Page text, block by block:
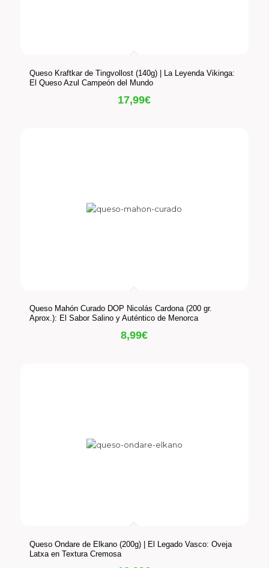
Queso Kraftkar de Tingvollost (140g) | La Leyenda Vikinga:
El Queso Azul Campeón del Mundo
17,99€
Queso Mahón Curado DOP Nicolás Cardona (200 gr.
Aprox.): El Sabor Salino y Auténtico de Menorca
8,99€
Queso Ondare de Elkano (200g) | El Legado Vasco: Oveja
Latxa en Textura Cremosa